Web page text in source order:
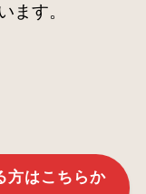
ます。
方はこちらか